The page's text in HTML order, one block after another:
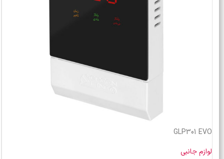
GLP301 EVO
لوازم جانبی